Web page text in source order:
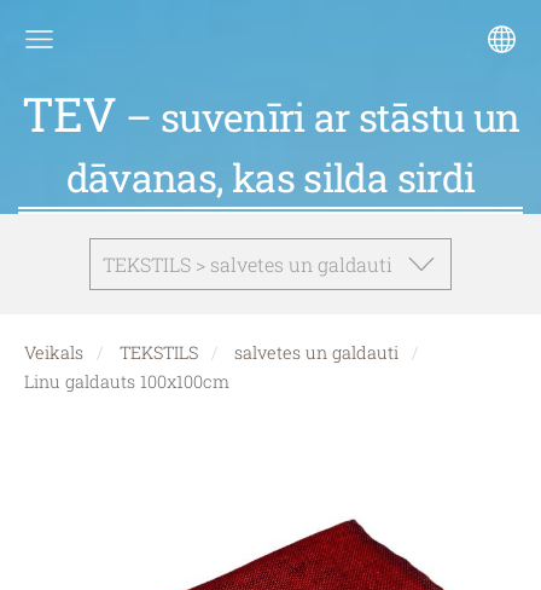
TEV – suvenīri ar stāstu un
dāvanas, kas silda sirdi
TEKSTILS > salvetes un galdauti
Veikals TEKSTILS
salvetes un galdauti
Linu galdauts 100x100cm